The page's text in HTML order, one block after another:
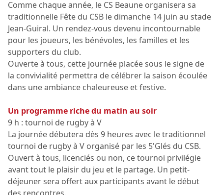
Comme chaque année, le CS Beaune organisera sa
traditionnelle Fête du CSB le dimanche 14 juin au stade
Jean-Guiral. Un rendez-vous devenu incontournable
pour les joueurs, les bénévoles, les familles et les
supporters du club.
Ouverte à tous, cette journée placée sous le signe de
la convivialité permettra de célébrer la saison écoulée
dans une ambiance chaleureuse et festive.
Un programme riche du matin au soir
9 h : tournoi de rugby à V
La journée débutera dès 9 heures avec le traditionnel
tournoi de rugby à V organisé par les 5'Glés du CSB.
Ouvert à tous, licenciés ou non, ce tournoi privilégie
avant tout le plaisir du jeu et le partage. Un petit-
déjeuner sera offert aux participants avant le début